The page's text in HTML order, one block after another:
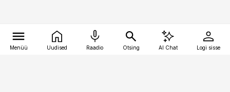
Menüü Uudised Raadio Otsing AI Chat Logi sisse